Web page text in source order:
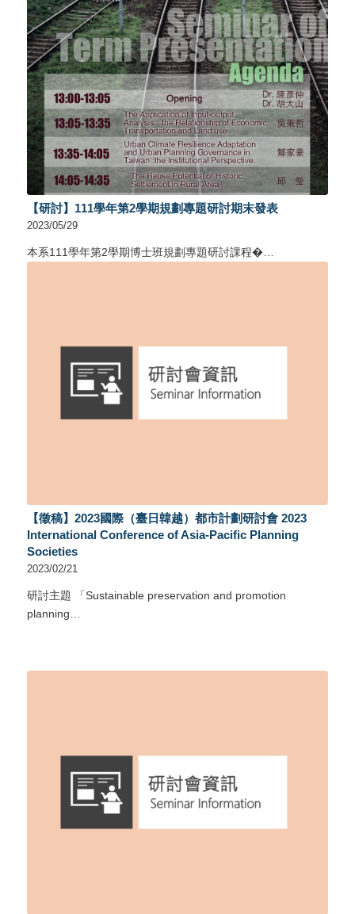
【研討】111學年第2學期規劃專題研討期末發表
2023/05/29
本系111學年第2學期博士班規劃專題研討課程�…
【徵稿】2023國際（臺日韓越）都市計劃研討會 2023
International Conference of Asia-Pacific Planning
Societies
2023/02/21
研討主題 「Sustainable preservation and promotion
planning…